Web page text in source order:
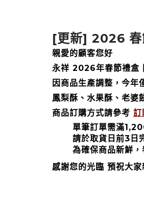
[更新] 2026 春
親愛的顧客您好
永祥 2026年春節禮盒
因商品生產調整，今年
鳳梨酥、水果酥、老婆
商品訂購方式請參考 訂
單筆訂單需滿
請於取貨日前3日
為確保商品新鮮
感謝您的光臨 預祝大家